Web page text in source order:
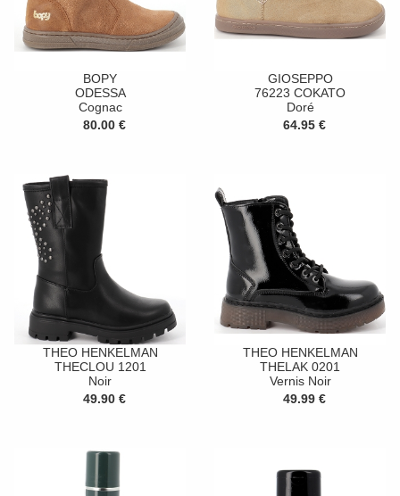
BOPY
ODESSA
Cognac
80.00 €
GIOSEPPO
76223 COKATO
Doré
64.95 €
THEO HENKELMAN
THECLOU 1201
Noir
49.90 €
THEO HENKELMAN
THELAK 0201
Vernis Noir
49.99 €